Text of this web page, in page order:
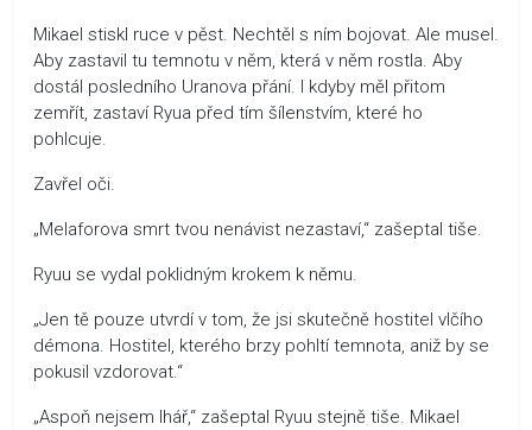
Mikael stiskl ruce v pěst. Nechtěl s ním bojovat. Ale musel.
Aby zastavil tu temnotu v něm, která v něm rostla. Aby
dostál posledního Uranova přání. I kdyby měl přitom
zemřít, zastaví Ryua před tím šílenstvím, které ho
pohlcuje.
Zavřel oči.
„Melaforova smrt tvou nenávist nezastaví,“ zašeptal tiše.
Ryuu se vydal poklidným krokem k němu.
„Jen tě pouze utvrdí v tom, že jsi skutečně hostitel vlčího
démona. Hostitel, kterého brzy pohltí temnota, aniž by se
pokusil vzdorovat.“
„Aspoň nejsem lhář,“ zašeptal Ryuu stejně tiše. Mikael